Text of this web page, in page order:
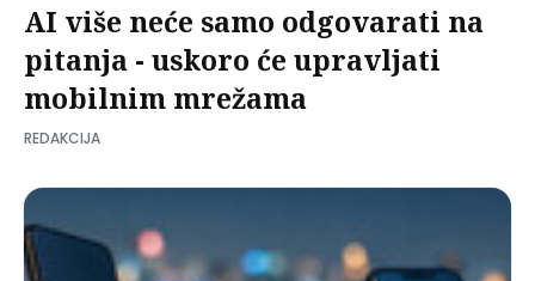
AI više neće samo odgovarati na
pitanja - uskoro će upravljati
mobilnim mrežama
REDAKCIJA